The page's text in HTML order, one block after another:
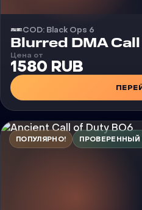
COD: Black Ops 6
Чит
Blurred DMA
Цена от
1580 RUB
ПОПУЛЯРНО! ПРОВЕРЕННЫЙ